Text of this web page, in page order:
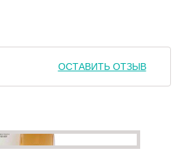
ОСТАВИТЬ ОТЗЫВ